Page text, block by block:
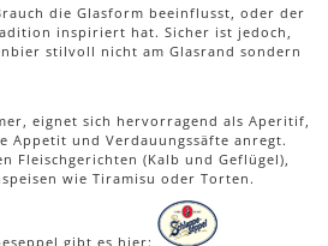
die Glasform beeinflusst, oder der
inspiriert hat. Sicher ist jedoch,
stilvoll nicht am Glasrand sondern
eignet sich hervorragend als Aperitif,
Appetit und Verdauungssäfte anregt.
Fleischgerichten (Kalb und Geflügel),
wie Tiramisu oder Torten.
gibt es hier: